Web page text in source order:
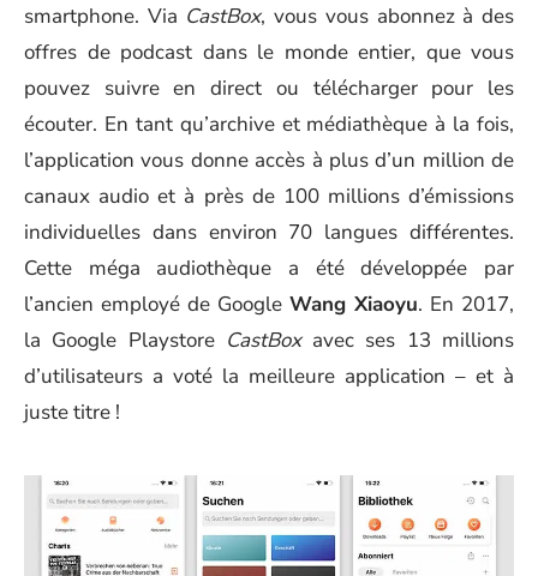
smartphone. Via CastBox, vous vous abonnez à des
offres de podcast dans le monde entier, que vous
pouvez suivre en direct ou télécharger pour les
écouter. En tant qu’archive et médiathèque à la fois,
l’application vous donne accès à plus d’un million de
canaux audio et à près de 100 millions d’émissions
individuelles dans environ 70 langues différentes.
Cette méga audiothèque a été développée par
l’ancien employé de Google Wang Xiaoyu. En 2017,
la Google Playstore CastBoxavec ses 13 millions
d’utilisateurs a voté la meilleure application – et à
juste titre !